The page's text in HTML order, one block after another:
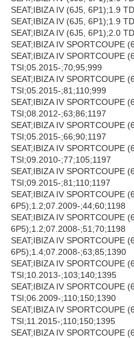
SEAT;IBIZA IV (6J5, 6P1);1.9
SEAT;IBIZA IV (6J5, 6P1);1.9
SEAT;IBIZA IV (6J5, 6P1);2.0
SEAT;IBIZA IV SPORTCOUPE
SEAT;IBIZA IV SPORTCOUPE
TSI;05.2015-;70;95;999
SEAT;IBIZA IV SPORTCOUPE
TSI;05.2015-;81;110;999
SEAT;IBIZA IV SPORTCOUPE
TSI;08.2012-;63;86;1197
SEAT;IBIZA IV SPORTCOUPE
TSI;05.2015-;66;90;1197
SEAT;IBIZA IV SPORTCOUPE
TSI;09.2010-;77;105;1197
SEAT;IBIZA IV SPORTCOUPE
TSI;09.2015-;81;110;1197
SEAT;IBIZA IV SPORTCOUPE
6P5);1.2;07.2009-;44;60;1198
SEAT;IBIZA IV SPORTCOUPE
6P5);1.2;07.2008-;51;70;1198
SEAT;IBIZA IV SPORTCOUPE
6P5);1.4;07.2008-;63;85;1390
SEAT;IBIZA IV SPORTCOUPE
TSI;10.2013-;103;140;1395
SEAT;IBIZA IV SPORTCOUPE
TSI;06.2009-;110;150;1390
SEAT;IBIZA IV SPORTCOUPE
TSI;11.2015-;110;150;1395
SEAT;IBIZA IV SPORTCOUPE